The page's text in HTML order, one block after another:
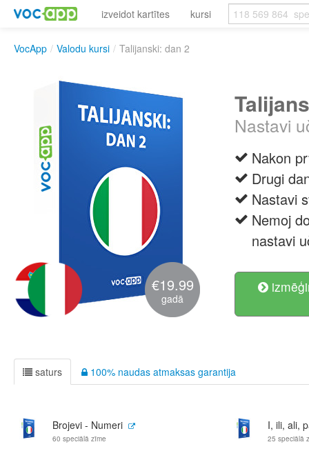
izveidot kartītes kursi
VocApp / Valodu kursi / Talijanski: dan 2
€19.99
gadā
Nastavi
Nakon
Drugi
Nastavi
Nemoj
nastavi
saturs 100% naudas atmaksas garantija
Brojevi - Numeri
60 speciālā zīme
I, ili, ali,
25 speciālā